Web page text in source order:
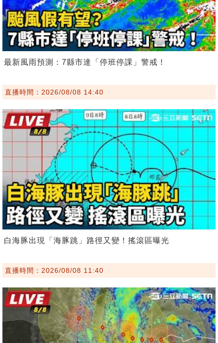
最新風雨預測：7縣市達「停班停課」警戒！
直播時間：2026/08/08 14:40
白海豚出現「海豚跳」路徑又變！搖滾區曝光
直播時間：2026/08/08 11:40